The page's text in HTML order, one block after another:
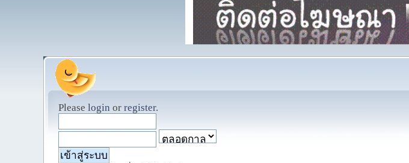
Please login or register.